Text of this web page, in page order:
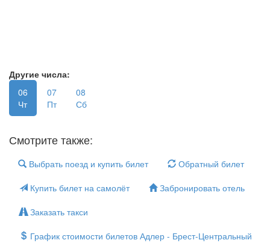
Другие числа:
06
Чт
07
Пт
08
Сб
Смотрите также:
Выбрать поезд и купить билет
Обратный билет
Купить билет на самолёт
Забронировать отель
Заказать такси
График стоимости билетов Адлер - Брест-Центральный